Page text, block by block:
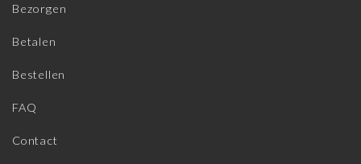
Bezorgen
Betalen
Bestellen
FAQ
Contact